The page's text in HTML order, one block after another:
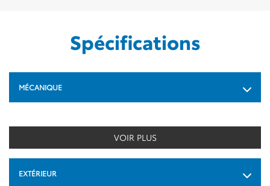
Spécifications
MÉCANIQUE
VOIR PLUS
EXTÉRIEUR